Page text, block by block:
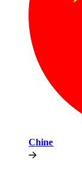
Chine​​